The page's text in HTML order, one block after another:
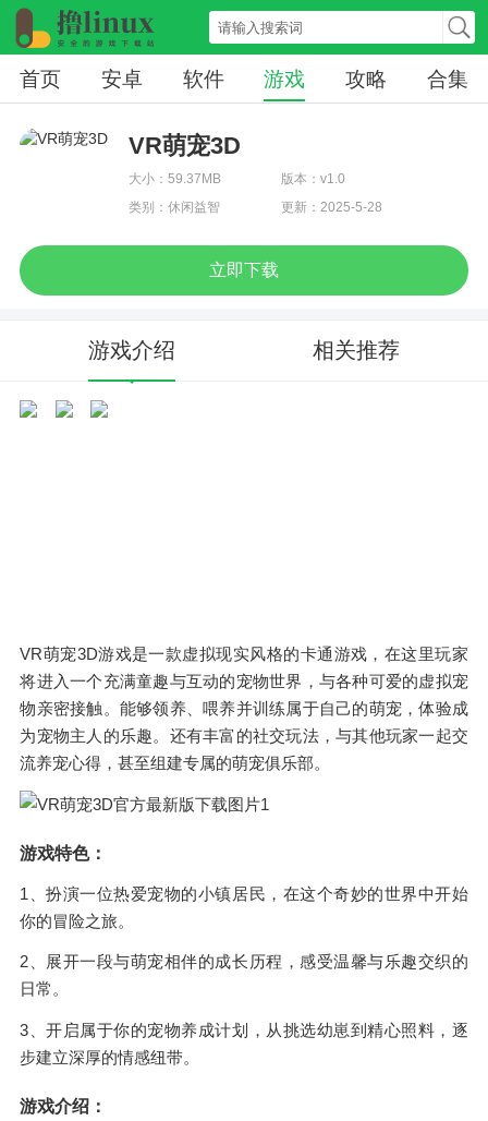
首页 安卓 软件 游戏 攻略 合集
VR萌宠3D
大小：59.37MB
版本：v1.0
类别：休闲益智
更新：2025-5-28
立即下载
游戏介绍 相关推荐
VR萌宠3D游戏是一款虚拟现实风格的卡通游戏，在这里玩家
将进入一个充满童趣与互动的宠物世界，与各种可爱的虚拟宠
物亲密接触。能够领养、喂养并训练属于自己的萌宠，体验成
为宠物主人的乐趣。还有丰富的社交玩法，与其他玩家一起交
流养宠心得，甚至组建专属的萌宠俱乐部。
游戏特色：
1、扮演一位热爱宠物的小镇居民，在这个奇妙的世界中开始
你的冒险之旅。
2、展开一段与萌宠相伴的成长历程，感受温馨与乐趣交织的
日常。
3、开启属于你的宠物养成计划，从挑选幼崽到精心照料，逐
步建立深厚的情感纽带。
游戏介绍：